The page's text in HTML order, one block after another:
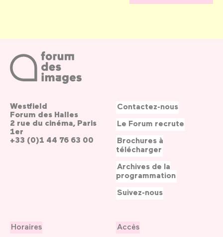
Westfield
Forum des Halles
2 rue du cinéma, Paris
1er
+33 (0)1 44 76 63 00
Horaires Accès
Contactez-nous
Le Forum recrute
Brochures à
télécharger
Archives de la
programmation
Suivez-nous